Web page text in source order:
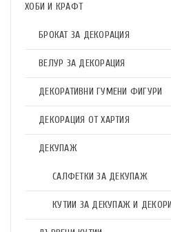
ХОБИ И КРАФТ
БРОКАТ ЗА ДЕКОРАЦИЯ
ВЕЛУР ЗА ДЕКОРАЦИЯ
ДЕКОРАТИВНИ ГУМЕНИ ФИГУРИ
ДЕКОРАЦИЯ ОТ ХАРТИЯ
ДЕКУПАЖ
САЛФЕТКИ ЗА ДЕКУПАЖ
КУТИИ ЗА ДЕКУПАЖ И